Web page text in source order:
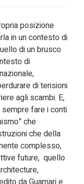
posizione
in un contesto di
di un brusco
di
di tensioni
agli scambi. E,
fare i conti
che
che della
complesso,
future, quello